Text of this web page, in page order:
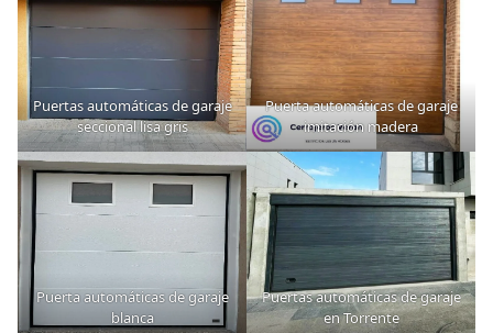
Puertas automáticas de garaje
seccional lisa gris
Puerta automáticas de garaje
imitación madera
Puerta automáticas de garaje
blanca
Puertas automáticas de garaje
en Torrente